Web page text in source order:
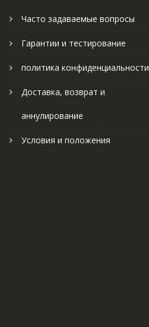
Часто задаваемые вопросы
Гарантии и тестирование
политика конфиденциальности
Доставка, возврат и
аннулирование
Условия и положения